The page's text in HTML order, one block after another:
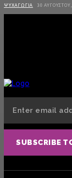
ΨΥΧΑΓΩΓΊΑ 30
SUBSCRIBE